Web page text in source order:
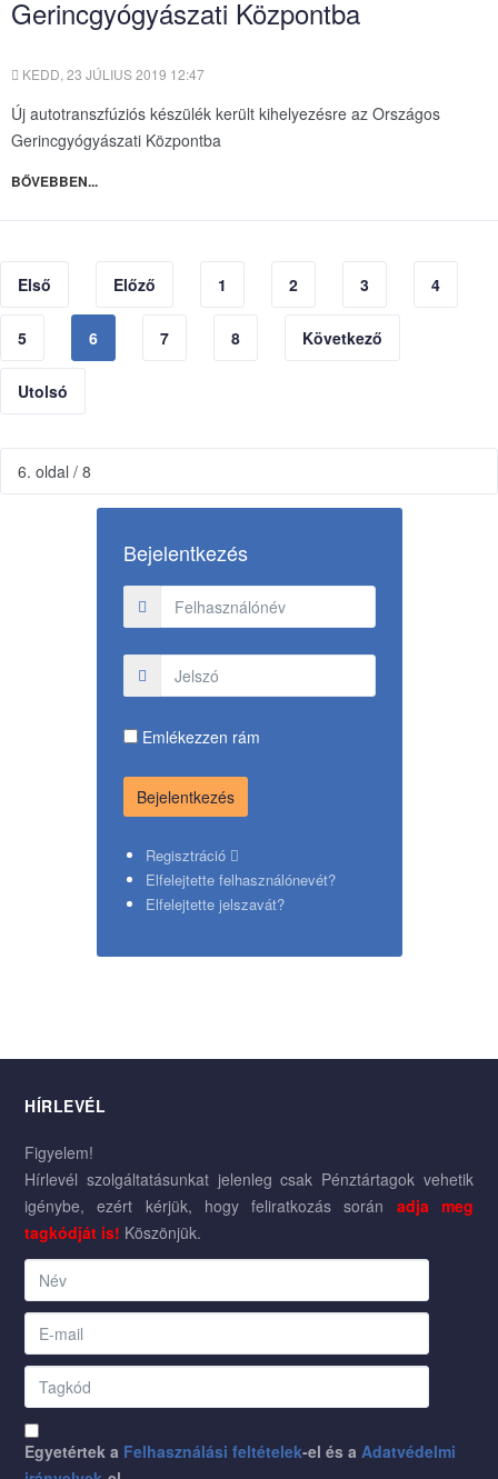
Gerincgyógyászati Központba
KEDD, 23 JÚLIUS 2019 12:47
Új autotranszfúziós készülék került kihelyezésre az Országos
Gerincgyógyászati Központba
BŐVEBBEN...
Első Előző 1 2 3 4
5 6 7 8 Következő
Utolsó
6. oldal / 8
Bejelentkezés
Emlékezzen rám
Regisztráció
Elfelejtette felhasználónevét?
Elfelejtette jelszavát?
HÍRLEVÉL
Figyelem!
Hírlevél szolgáltatásunkat jelenleg csak Pénztártagok vehetik
igénybe, ezért kérjük, hogy feliratkozás során
adja meg
tagkódját is! Köszönjük.
Egyetértek a Felhasználási feltételek-el és a Adatvédelmi